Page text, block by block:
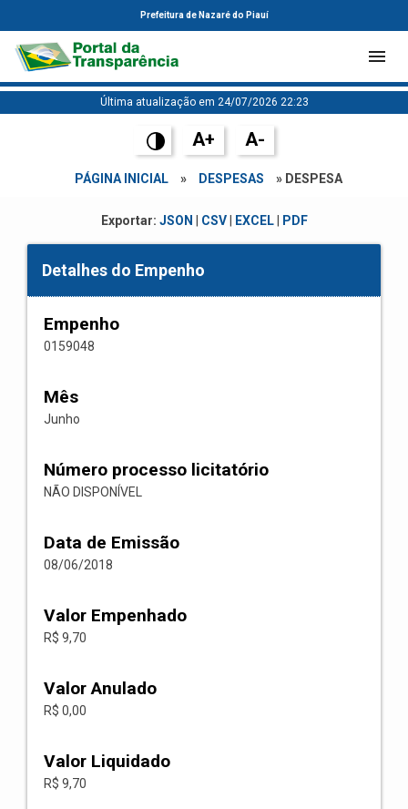
Prefeitura de Nazaré do Piauí
Última atualização em 24/07/2026 22:23
A+ A-
PÁGINA INICIAL » DESPESAS » DESPESA
Exportar: JSON CSV| EXCEL| PDF
Detalhes do Empenho
Empenho
0159048
Mês
Junho
Número processo licitatório
NÃO DISPONÍVEL
Data de Emissão
08/06/2018
Valor Empenhado
R$ 9,70
Valor Anulado
R$ 0,00
Valor Liquidado
R$ 9,70